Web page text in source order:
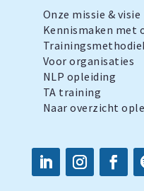
Onze missie & visie
Kennismaken met
Voor organisaties
NLP opleiding
TA training
Naar overzicht